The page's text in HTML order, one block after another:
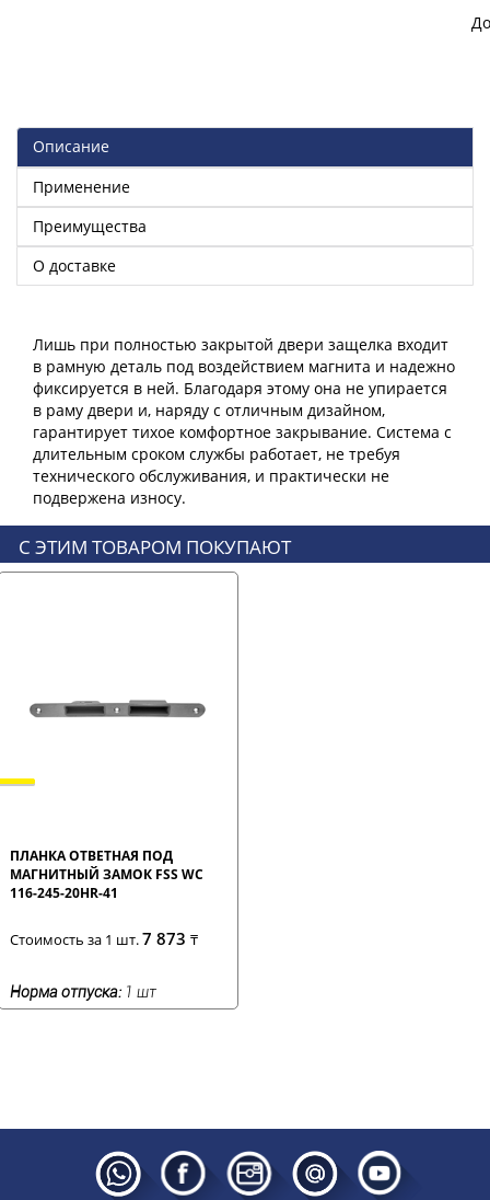
Описание
Применение
Преимущества
О доставке
Лишь при полностью закрытой двери защелка входит
в рамную деталь под воздействием магнита и надежно
фиксируется в ней. Благодаря этому она не упирается
в раму двери и, наряду с отличным дизайном,
гарантирует тихое комфортное закрывание. Система с
длительным сроком службы работает, не требуя
технического обслуживания, и практически не
С ЭТИМ ТОВАРОМ ПОКУПАЮТ
ПЛАНКА ОТВЕТНАЯ ПОД
МАГНИТНЫЙ ЗАМОК FSS WC
116-245-20HR-41
Стоимость за 1 шт.7 873 ₸
Норма отпуска: 1 шт